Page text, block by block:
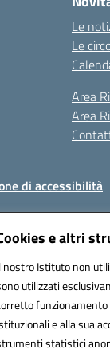
e altri
nostro Istituto non
utilizzati
funzionamento
e alla sua
statistici
Le
Le
Area
Area
di accessibilità